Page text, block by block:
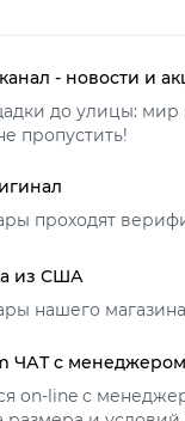
- новости и
до улицы: мир
пропустить!
проходят
из США
нашего
ЧАТ с менеджером
on-line с